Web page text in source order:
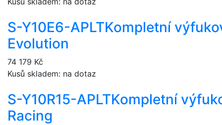
S-Y10E6-APLTKompletní
Evolution
74 179 Kč
Kusů skladem: na dotaz
S-Y10R15-APLTKompletní
Racing